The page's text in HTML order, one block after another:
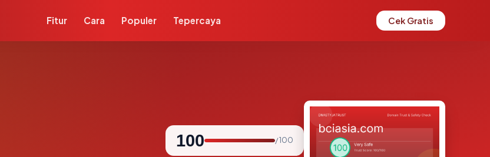
Fitur Cara Populer Tepercaya Cek Gratis
100 / 100